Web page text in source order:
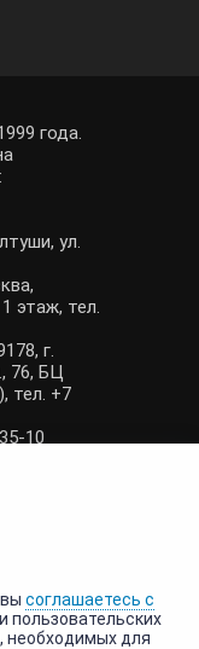
года.
ул.
этаж, тел.
г.
76, БЦ
тел. +7
10
(общие
(жалобы)
соглашаетесь с
пользовательских
для